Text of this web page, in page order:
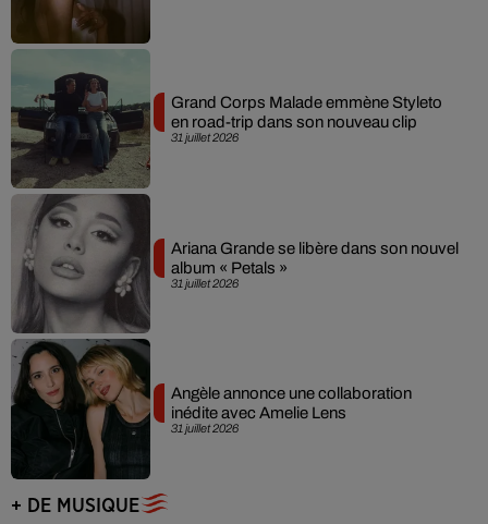
31 juillet 2026
Grand Corps Malade emmène Styleto
en road-trip dans son nouveau clip
31 juillet 2026
Ariana Grande se libère dans son nouvel
album « Petals »
31 juillet 2026
Angèle annonce une collaboration
inédite avec Amelie Lens
+ DE MUSIQUE